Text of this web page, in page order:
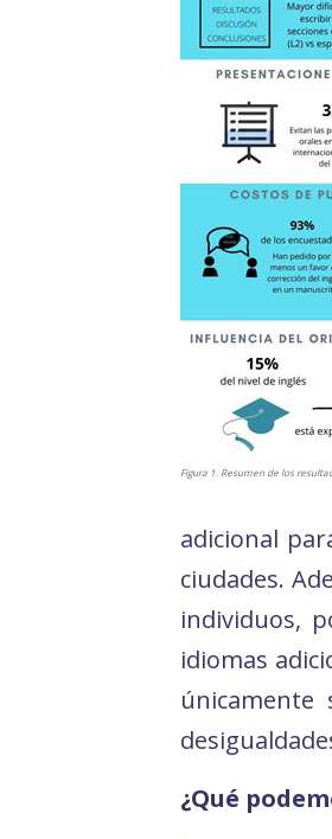
Figura 1. Resumen de los
adicional
ciudades.
individuos,
idiomas
¿Qué